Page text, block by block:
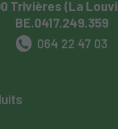
Trivières (La
BE.0417.249.359
064 22 47 03